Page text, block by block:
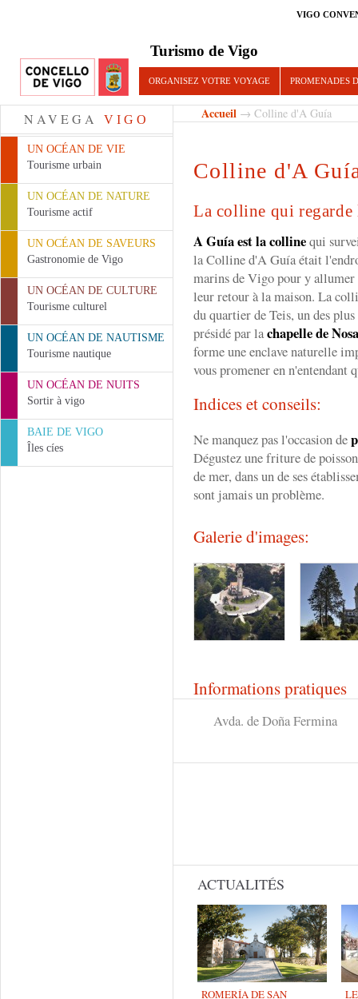
VIGO
Turismo de Vigo
ORGANISEZ VOTRE VOYAGE PROMENADES
NAVEGA VIGO
UN OCÉAN DE VIE
Tourisme urbain
UN OCÉAN DE NATURE
Tourisme actif
UN OCÉAN DE SAVEURS
Gastronomie de Vigo
UN OCÉAN DE CULTURE
Tourisme culturel
UN OCÉAN DE NAUTISME
Tourisme nautique
UN OCÉAN DE NUITS
Sortir à vigo
BAIE DE VIGO
Îles cíes
Accueil → Colline d'A Guía
Colline d'A
La colline qui regarde
A Guía est la collinequi
la Colline d'A Guía était
marins de Vigo pour y allumer
leur retour à la maison. La
du quartier de Teis, un des
présidé par lachapelle de
forme une enclave naturelle
vous promener en n'entendant
Indices et conseils:
Ne manquez pas l'occasion de
Dégustez une friture de
de mer, dans un de ses
sont jamais un problème.
Galerie d'images:
Informations pratiques
Avda. de Doña Fermina
ACTUALITÉS
ROMERÍA DE SAN